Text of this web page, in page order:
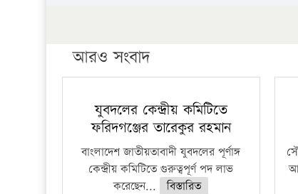
আরও সংবাদ
যুবদলের কেন্দ্রীয় কমিটিতে
ফরিদগঞ্জের তারেকুর রহমান
বাংলাদেশ জাতীয়তাবাদী যুবদলের পূর্ণাঙ্গ
কেন্দ্রীয় কমিটিতে গুরুত্বপূর্ণ পদ লাভ
করেছেন...
বিস্তারিত